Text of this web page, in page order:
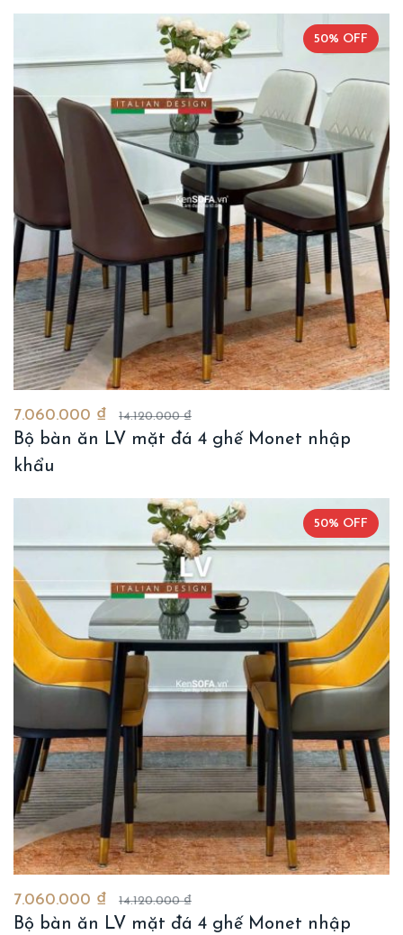
50% OFF
7.060.000 ₫ 14.120.000 ₫
Bộ bàn ăn LV mặt đá 4 ghế Monet nhập
khẩu
50% OFF
7.060.000 ₫ 14.120.000 ₫
Bộ bàn ăn LV mặt đá 4 ghế Monet nhập